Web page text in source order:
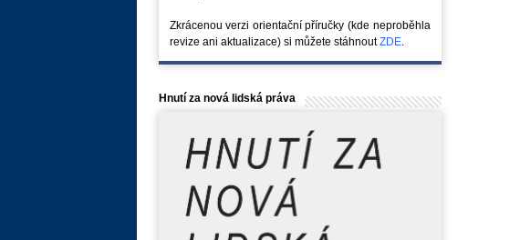
Zkrácenou verzi orientační příručky (kde neproběhla
revize ani aktualizace) si můžete stáhnoutZDE.
Hnutí za nová lidská práva